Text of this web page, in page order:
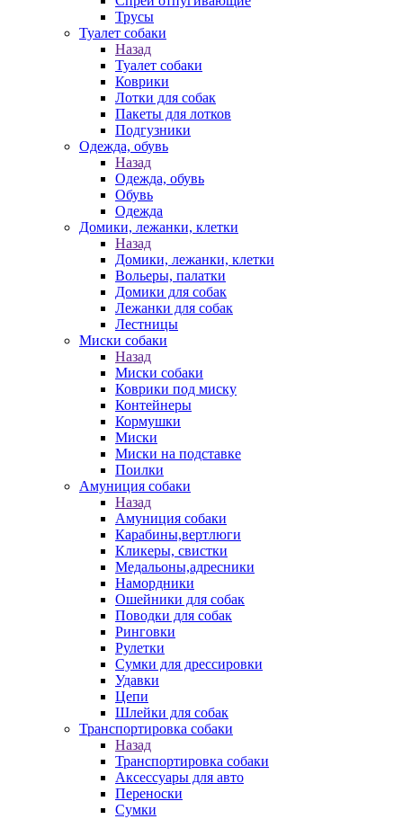
Трусы
Туалет собаки
Назад
Туалет собаки
Коврики
Лотки для собак
Пакеты для лотков
Подгузники
Одежда, обувь
Назад
Одежда, обувь
Обувь
Одежда
Домики, лежанки, клетки
Назад
Домики, лежанки, клетки
Вольеры, палатки
Домики для собак
Лежанки для собак
Лестницы
Миски собаки
Назад
Миски собаки
Коврики под миску
Контейнеры
Кормушки
Миски
Миски на подставке
Поилки
Амуниция собаки
Назад
Амуниция собаки
Карабины,вертлюги
Кликеры, свистки
Медальоны,адресники
Намордники
Ошейники для собак
Поводки для собак
Ринговки
Рулетки
Сумки для дрессировки
Удавки
Цепи
Шлейки для собак
Транспортировка собаки
Назад
Транспортировка собаки
Аксессуары для авто
Переноски
Сумки